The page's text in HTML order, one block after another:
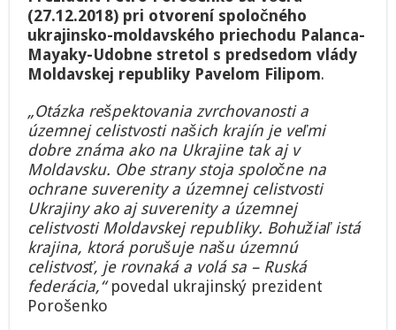
(27.12.2018) pri otvorení spoločného
ukrajinsko-moldavského priechodu Palanca-
Mayaky-Udobne stretol s predsedom vlády
Moldavskej republiky Pavelom Filipom.
„Otázka rešpektovania zvrchovanosti a
územnej celistvosti našich krajín je veľmi
dobre známa ako na Ukrajine tak aj v
Moldavsku. Obe strany stoja spoločne na
ochrane suverenity a územnej celistvosti
Ukrajiny ako aj suverenity a územnej
celistvosti Moldavskej republiky. Bohužiaľ istá
krajina, ktorá porušuje našu územnú
celistvosť, je rovnaká a volá sa – Ruská
federácia,“povedal ukrajinský prezident
Porošenko